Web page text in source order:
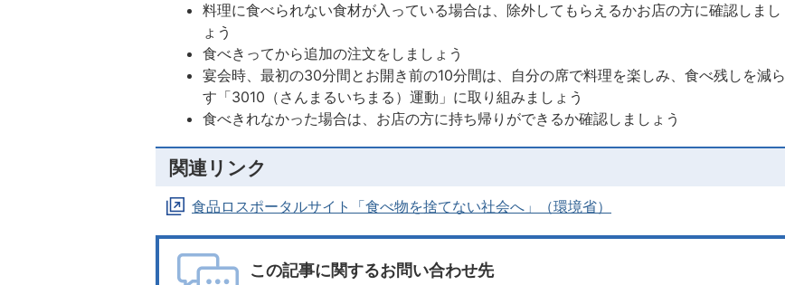
料理に食べられない食材が入っている場合は、除外してもらえるかお店の方に確認しまし
ょう
食べきってから追加の注文をしましょう
宴会時、最初の30分間とお開き前の10分間は、自分の席で料理を楽しみ、食べ残しを減ら
す「3010（さんまるいちまる）運動」に取り組みましょう
食べきれなかった場合は、お店の方に持ち帰りができるか確認しましょう
関連リンク
食品ロスポータルサイト「食べ物を捨てない社会へ」（環境省）
この記事に関するお問い合わせ先